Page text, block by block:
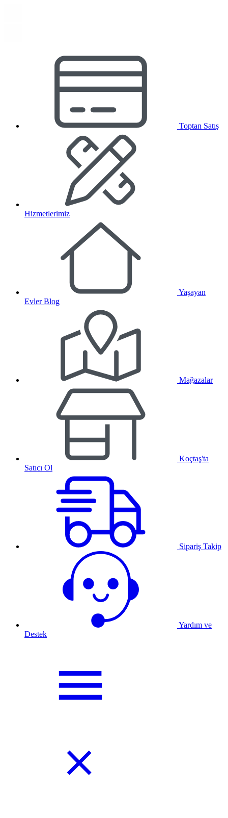
Toptan Satış
Hizmetlerimiz
Yaşayan
Evler Blog
Mağazalar
Koçtaş'ta
Satıcı Ol
Sipariş Takip
Yardım ve
Destek